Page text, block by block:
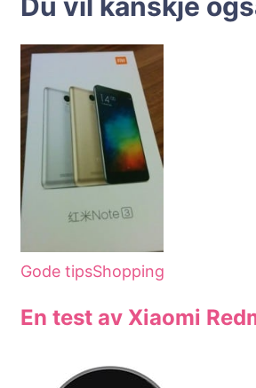
Gode tipsShopping
En test av Xiaomi